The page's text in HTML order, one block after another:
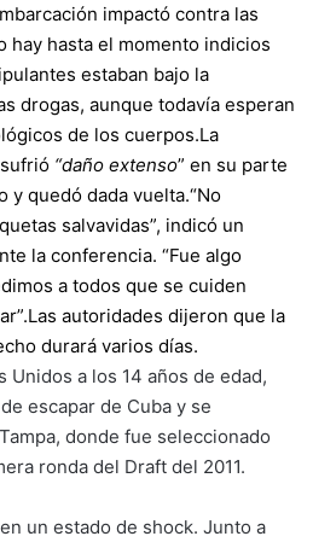
impactó contra las
hay hasta el momento indicios
estaban bajo la
drogas, aunque todavía esperan
de los cuerpos.La
“daño extenso” en su parte
y quedó dada vuelta.“No
salvavidas”, indicó un
la conferencia. “Fue algo
a todos que se cuiden
Las autoridades dijeron que la
durará varios días.
Unidos a los 14 años de edad,
escapar de Cuba y se
donde fue seleccionado
ronda del Draft del 2011.
un estado de shock. Junto a